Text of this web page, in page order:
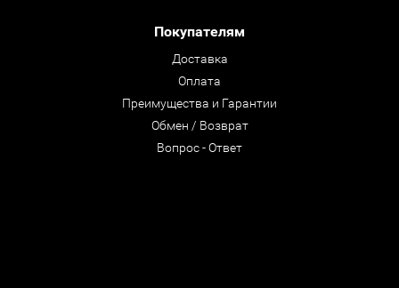
Покупателям
Доставка
Оплата
Преимущества и Гарантии
Обмен / Возврат
Вопрос - Ответ